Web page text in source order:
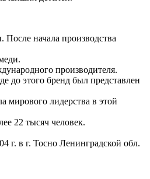
После начала производства
производителя.
до этого бренд был представлен
мирового лидерства в этой
22 тысяч человек.
г. в г. Тосно Ленинградской обл.